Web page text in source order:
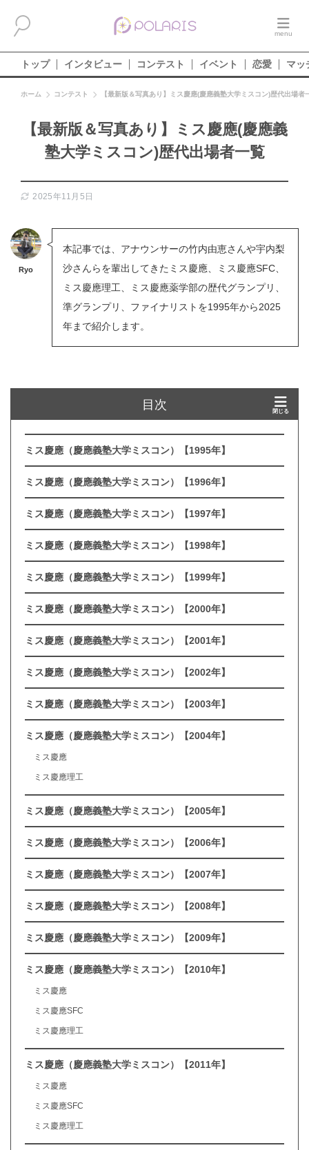
トップ インタビュー コンテスト イベント 恋愛 マッ
ホーム コンテスト 【最新版＆写真あり】ミス慶應(慶應義塾大学ミスコン)歴代出場者
【最新版＆写真あり】ミス慶應(慶應義
塾大学ミスコン)歴代出場者一覧
2025年11月5日
Ryo
本記事では、アナウンサーの竹内由恵さんや宇内梨
沙さんらを輩出してきたミス慶應、ミス慶應SFC、
ミス慶應理工、ミス慶應薬学部の歴代グランプリ、
準グランプリ、ファイナリストを1995年から2025
年まで紹介します。
目次
ミス慶應（慶應義塾大学ミスコン）【1995年】
ミス慶應（慶應義塾大学ミスコン）【1996年】
ミス慶應（慶應義塾大学ミスコン）【1997年】
ミス慶應（慶應義塾大学ミスコン）【1998年】
ミス慶應（慶應義塾大学ミスコン）【1999年】
ミス慶應（慶應義塾大学ミスコン）【2000年】
ミス慶應（慶應義塾大学ミスコン）【2001年】
ミス慶應（慶應義塾大学ミスコン）【2002年】
ミス慶應（慶應義塾大学ミスコン）【2003年】
ミス慶應（慶應義塾大学ミスコン）【2004年】
ミス慶應
ミス慶應理工
ミス慶應（慶應義塾大学ミスコン）【2005年】
ミス慶應（慶應義塾大学ミスコン）【2006年】
ミス慶應（慶應義塾大学ミスコン）【2007年】
ミス慶應（慶應義塾大学ミスコン）【2008年】
ミス慶應（慶應義塾大学ミスコン）【2009年】
ミス慶應（慶應義塾大学ミスコン）【2010年】
ミス慶應
ミス慶應SFC
ミス慶應理工
ミス慶應（慶應義塾大学ミスコン）【2011年】
ミス慶應
ミス慶應SFC
ミス慶應理工